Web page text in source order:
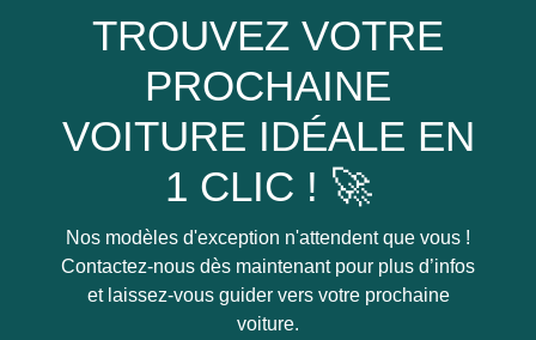
TROUVEZ VOTRE
PROCHAINE
VOITURE IDÉALE EN
1 CLIC ! 🚀
Nos modèles d'exception n'attendent que vous !
Contactez-nous dès maintenant pour plus d’infos
et laissez-vous guider vers votre prochaine
voiture.